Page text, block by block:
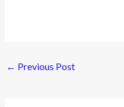
← Previous Post